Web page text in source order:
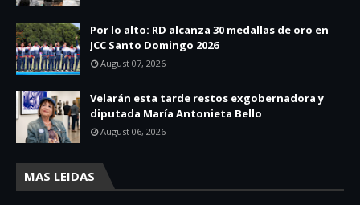
Por lo alto: RD alcanza 30 medallas de oro en
JCC Santo Domingo 2026
August 07, 2026
Velarán esta tarde restos exgobernadora y
diputada María Antonieta Bello
August 06, 2026
MAS LEIDAS